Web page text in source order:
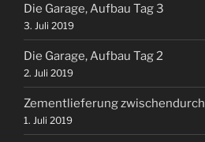
Die Garage, Aufbau Tag 3
3. Juli 2019
Die Garage, Aufbau Tag 2
2. Juli 2019
Zementlieferung zwischendurch
1. Juli 2019